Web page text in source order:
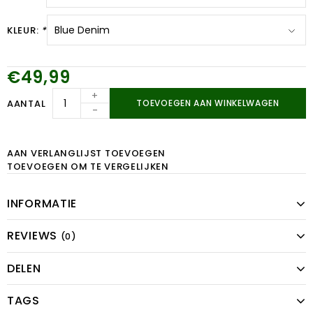
KLEUR: *
€49,99
AANTAL
+
-
TOEVOEGEN AAN WINKELWAGEN
AAN VERLANGLIJST TOEVOEGEN
TOEVOEGEN OM TE VERGELIJKEN
INFORMATIE
REVIEWS (0)
DELEN
TAGS